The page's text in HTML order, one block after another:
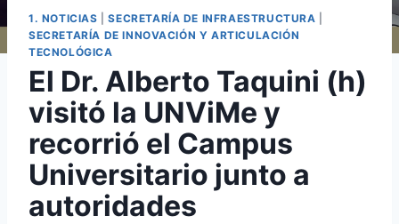
1. NOTICIAS |SECRETARÍA DE INFRAESTRUCTURA
SECRETARÍA DE INNOVACIÓN Y ARTICULACIÓN
TECNOLÓGICA
El Dr. Alberto Taquini (h)
visitó la UNViMe y
recorrió el Campus
Universitario junto a
autoridades